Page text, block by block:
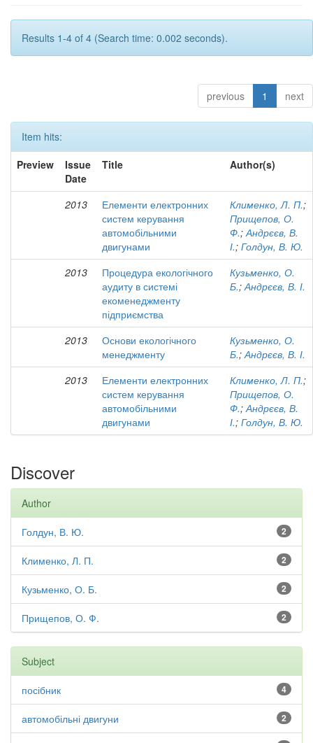
Results 1-4 of 4 (Search time: 0.002 seconds).
previous 1 next
Item hits:
Preview
Issue
Date
Title Author(s)
2013
Елементи електронних
систем керування
автомобільними
двигунами
Клименко, Л. П.;
Прищепов, О.
Ф.;Андрєєв, В.
І.; Голдун, В. Ю.
2013
Процедура екологічного
аудиту в системі
екоменеджменту
підприємства
Кузьменко, О.
Б.;Андрєєв, В. І.
2013
Основи екологічного
менеджменту
Кузьменко, О.
Б.;Андрєєв, В. І.
2013
Елементи електронних
систем керування
автомобільними
двигунами
Клименко, Л. П.;
Прищепов, О.
Ф.;Андрєєв, В.
І.; Голдун, В. Ю.
Discover
Author
2
Голдун, В. Ю.
2
Клименко, Л. П.
2
Кузьменко, О. Б.
2
Прищепов, О. Ф.
Subject
4
посібник
2
автомобільні двигуни